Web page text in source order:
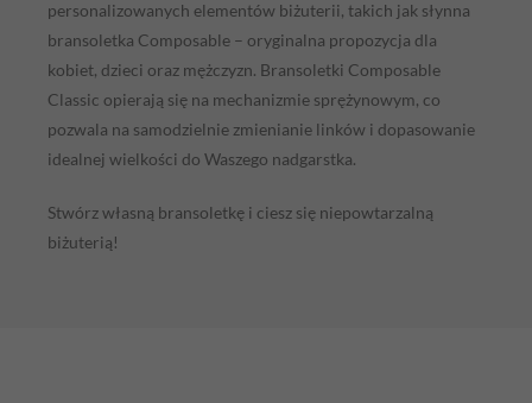
personalizowanych elementów biżuterii, takich jak słynna
bransoletka Composable – oryginalna propozycja dla
kobiet, dzieci oraz mężczyzn. Bransoletki Composable
Classic opierają się na mechanizmie sprężynowym, co
pozwala na samodzielnie zmienianie linków i dopasowanie
idealnej wielkości do Waszego nadgarstka.
Stwórz własną bransoletkę i ciesz się niepowtarzalną
biżuterią!